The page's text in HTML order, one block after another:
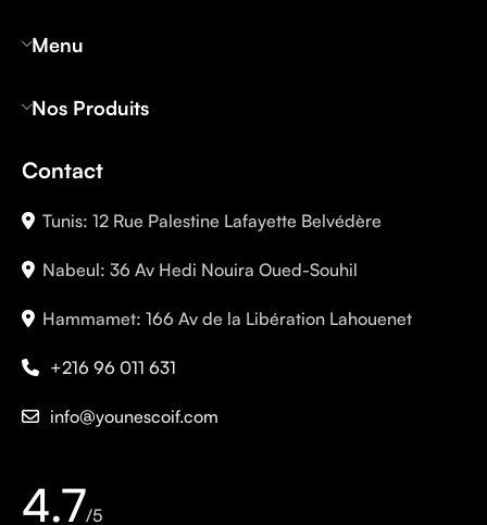
Menu
Nos Produits
Contact
Tunis: 12 Rue Palestine Lafayette Belvédère
Nabeul: 36 Av Hedi Nouira Oued-Souhil
Hammamet: 166 Av de la Libération Lahouenet
+216 96 011 631
info@younescoif.com
4.7/5